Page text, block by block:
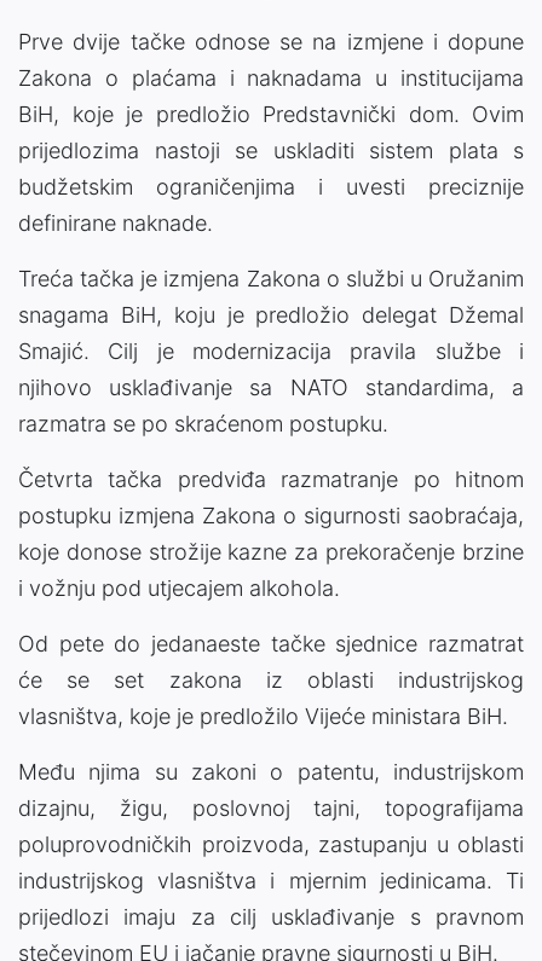
Prve dvije tačke odnose se na izmjene i dopune
Zakona o plaćama i naknadama u institucijama
BiH, koje je predložio Predstavnički dom. Ovim
prijedlozima nastoji se uskladiti sistem plata s
budžetskim ograničenjima i uvesti preciznije
definirane naknade.
Treća tačka je izmjena Zakona o službi u Oružanim
snagama BiH, koju je predložio delegat Džemal
Smajić. Cilj je modernizacija pravila službe i
njihovo usklađivanje sa NATO standardima, a
razmatra se po skraćenom postupku.
Četvrta tačka predviđa razmatranje po hitnom
postupku izmjena Zakona o sigurnosti saobraćaja,
koje donose strožije kazne za prekoračenje brzine
i vožnju pod utjecajem alkohola.
Od pete do jedanaeste tačke sjednice razmatrat
će se set zakona iz oblasti industrijskog
vlasništva, koje je predložilo Vijeće ministara BiH.
Među njima su zakoni o patentu, industrijskom
dizajnu, žigu, poslovnoj tajni, topografijama
poluprovodničkih proizvoda, zastupanju u oblasti
industrijskog vlasništva i mjernim jedinicama. Ti
prijedlozi imaju za cilj usklađivanje s pravnom
stečevinom EU i jačanje pravne sigurnosti u BiH.